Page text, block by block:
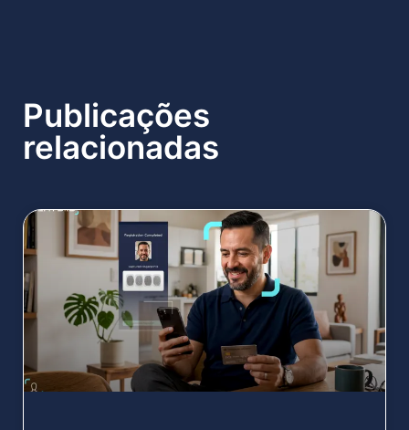
Publicações
relacionadas